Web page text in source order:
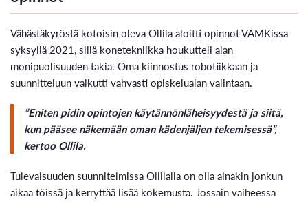
Vähästäkyröstä kotoisin oleva Ollila aloitti opinnot VAMKissa
syksyllä 2021, sillä konetekniikka houkutteli alan
monipuolisuuden takia. Oma kiinnostus robotiikkaan ja
suunnitteluun vaikutti vahvasti opiskelualan valintaan.
”Eniten pidin opintojen käytännönläheisyydestä ja siitä,
kun pääsee näkemään oman kädenjäljen tekemisessä”,
kertoo Ollila.
Tulevaisuuden suunnitelmissa Ollilalla on olla ainakin jonkun
aikaa töissä ja kerryttää lisää kokemusta. Jossain vaiheessa